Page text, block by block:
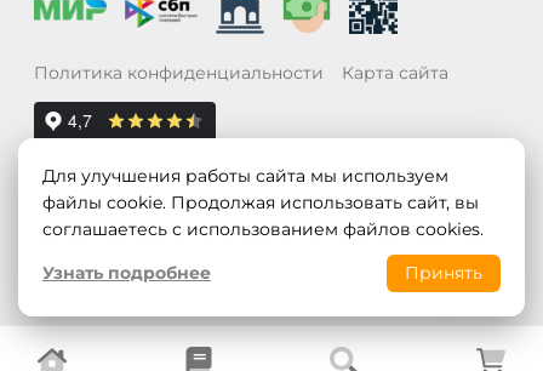
Политика конфиденциальности Карта сайта
Для улучшения работы сайта мы используем
файлы cookie. Продолжая использовать сайт, вы
соглашаетесь с использованием файлов cookies.
Узнать подробнее
Принять